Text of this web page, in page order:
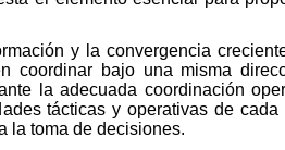
y la convergencia
coordinar bajo una misma
la adecuada coordinación
tácticas y operativas de
la toma de decisiones.